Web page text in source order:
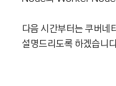
다음 시간부터는 쿠버네
설명드리도록 하겠습니